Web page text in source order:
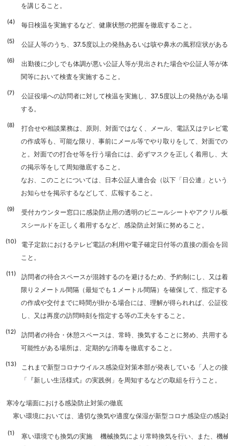
を講じること。
毎日検温を実施するなど、健康状態の把握を徹底すること。
公証人等のうち、37.5度以上の発熱あるいは咳や鼻水の風邪症状がある
出勤後に少しでも体調が悪い公証人等が見出された場合や公証人等が体
関等において検査を実施すること。
公証役場への訪問者に対して検温を実施し、37.5度以上の発熱がある場
する。
打合せや相談業務は、原則、対面ではなく、メール、電話又はテレビ電
の作成等も、可能な限り、事前にメール等でやり取りをして、対面で
と。対面での打合せ等を行う場合には、必ずマスクを正しく着用し、
の掲示等をして周知徹底すること。
なお、このことについては、日本公証人連合会（以下「日公連」とい
お知らせを掲示するなどして、広報すること。
受付カウンター窓口に感染防止用の透明のビニールシートやアクリル板
スシールドを正しく着用するなど、感染防止対策に努めること。
電子定款におけるテレビ電話の利用や電子確定日付等の直接の面会を回
こと。
訪問者の待合スペースが混雑するのを避けるため、予約制にし、又は着
限り２メートル間隔（最短でも１メートル間隔）を確保して、指定す
の作成や交付までに時間が掛かる場合には、理解が得られれば、公証
し、又は再度の訪問時刻を指定する等の工夫をすること。
訪問者の待合・休憩スペースは、常時、換気することに努め、共用する
可能性がある場所は、定期的な消毒を徹底すること。
これまで新型コロナウイルス感染症対策本部が発表している「人との接
「『新しい生活様式』の実践例」を周知するなどの取組を行うこと。
寒冷な場面における感染防止対策の徹底
寒い環境においては、適切な換気や適度な保湿が新型コロナ感染症の感染
寒い環境でも換気の実施 機械換気により常時換気を行い、また、機械